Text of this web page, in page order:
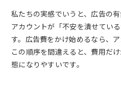
私たちの実感でいうと、広告の
アカウントが「不安を潰せてい
す。広告費をかけ始めるなら、
この順序を間違えると、費用だ
態になりやすいです。